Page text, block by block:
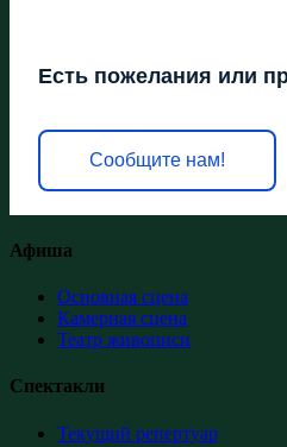
Есть пожелания или
Сообщите нам!
Афиша
Основная сцена
Камерная сцена
Театр живописи
Спектакли
Текущий репертуар